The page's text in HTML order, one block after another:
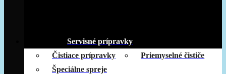
Servisné prípravky
Čistiace prípravky
Priemyselné čističe
Špeciálne spreje